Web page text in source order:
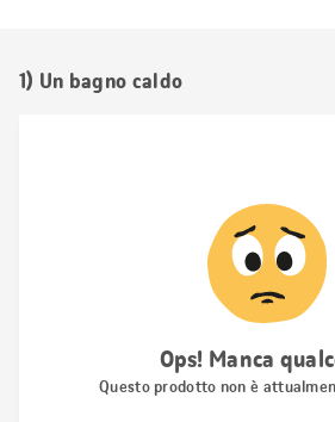
1) Un bagno caldo